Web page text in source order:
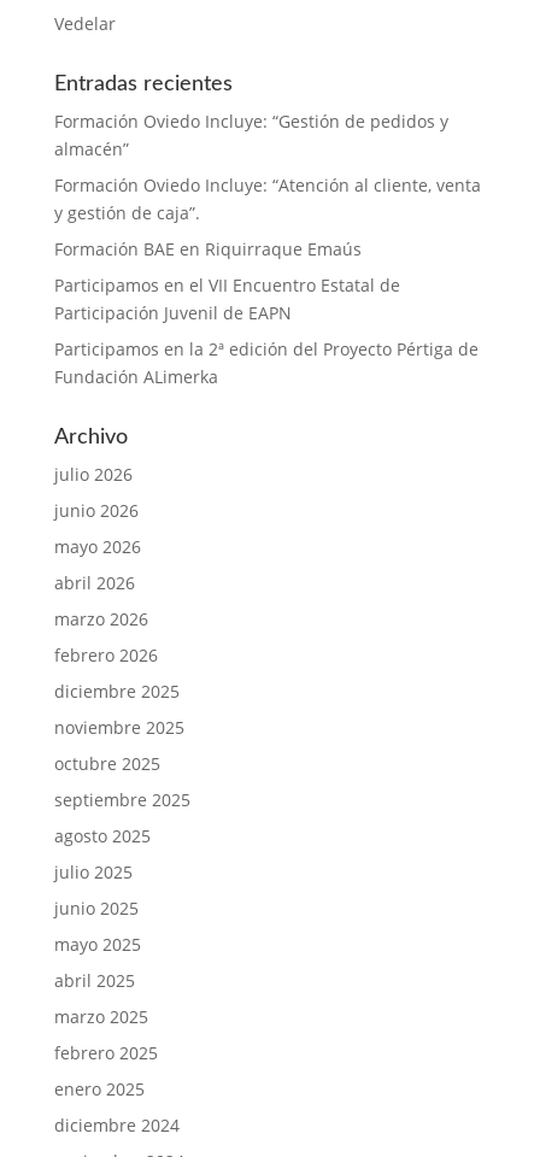
Vedelar
Entradas recientes
Formación Oviedo Incluye: “Gestión de pedidos y
almacén”
Formación Oviedo Incluye: “Atención al cliente, venta
y gestión de caja”.
Formación BAE en Riquirraque Emaús
Participamos en el VII Encuentro Estatal de
Participación Juvenil de EAPN
Participamos en la 2ª edición del Proyecto Pértiga de
Fundación ALimerka
Archivo
julio 2026
junio 2026
mayo 2026
abril 2026
marzo 2026
febrero 2026
diciembre 2025
noviembre 2025
octubre 2025
septiembre 2025
agosto 2025
julio 2025
junio 2025
mayo 2025
abril 2025
marzo 2025
febrero 2025
enero 2025
diciembre 2024